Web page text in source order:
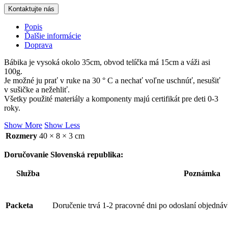
Kontaktujte nás
Popis
Ďalšie informácie
Doprava
Bábika je vysoká okolo 35cm, obvod telíčka má 15cm a váži asi
100g.
Je možné ju prať v ruke na 30 ° C a nechať voľne uschnúť, nesušiť
v sušičke a nežehliť.
Všetky použité materiály a komponenty majú certifikát pre deti 0-3
roky.
Show More Show Less
Rozmery 40 × 8 × 3 cm
Doručovanie Slovenská republika:
Služba Poznámka
Packeta Doručenie trvá 1-2 pracovné dni po odoslaní